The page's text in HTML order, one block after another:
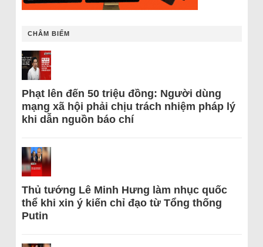
CHÂM BIẾM
Phạt lên đến 50 triệu đồng: Người dùng
mạng xã hội phải chịu trách nhiệm pháp lý
khi dẫn nguồn báo chí
Thủ tướng Lê Minh Hưng làm nhục quốc
thể khi xin ý kiến chỉ đạo từ Tổng thống
Putin